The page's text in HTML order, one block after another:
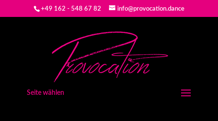
+49 162 - 548 67 82 info@provocation.dance
Seite wählen